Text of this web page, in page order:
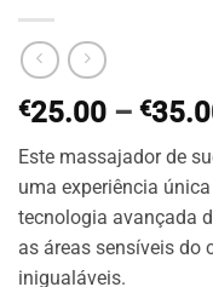
€25.00 – €
Este massajador de
uma experiência
tecnologia avançada
as áreas sensíveis do
inigualáveis.